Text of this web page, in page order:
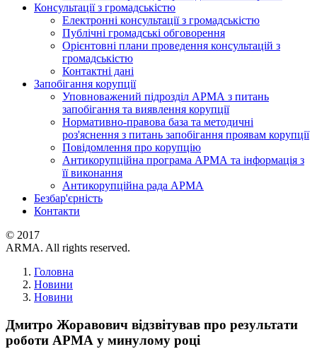
Консультації з громадськістю
Електронні консультації з громадськістю
Публічні громадські обговорення
Орієнтовні плани проведення консультацій з
громадськістю
Контактні дані
Запобігання корупції
Уповноважений підрозділ АРМА з питань
запобігання та виявлення корупції
Нормативно-правова база та методичні
роз'яснення з питань запобігання проявам корупції
Повідомлення про корупцію
Антикорупційна програма АРМА та інформація з
її виконання
Антикорупційна рада АРМА
Безбар'єрність
Контакти
© 2017
ARMA. All rights reserved.
Головна
Новини
Новини
Дмитро Жоравович відзвітував про результати
роботи АРМА у минулому році